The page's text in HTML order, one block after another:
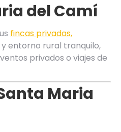
del Camí
fincas privadas,
y entorno rural tranquilo,
privados o viajes de
Maria